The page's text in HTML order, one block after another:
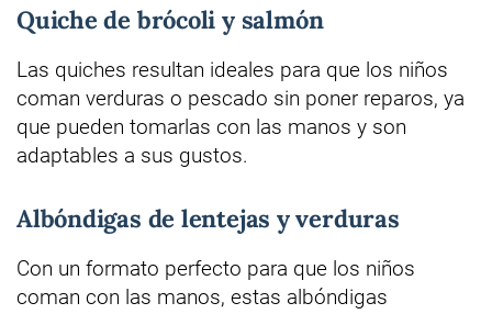
Quiche de brócoli y salmón
Las quiches resultan ideales para que los niños
coman verduras o pescado sin poner reparos, ya
que pueden tomarlas con las manos y son
adaptables a sus gustos.
Albóndigas de lentejas y verduras
Con un formato perfecto para que los niños
coman con las manos, estas albóndigas